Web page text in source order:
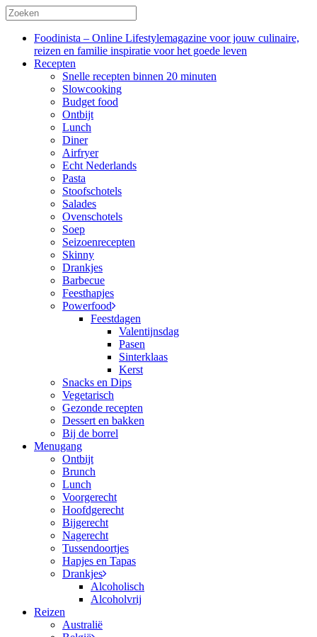
Foodinista – Online Lifestylemagazine voor jouw culinaire,
reizen en familie inspiratie voor het goede leven
Recepten
Snelle recepten binnen 20 minuten
Slowcooking
Budget food
Ontbijt
Lunch
Diner
Airfryer
Echt Nederlands
Pasta
Stoofschotels
Salades
Ovenschotels
Soep
Seizoenrecepten
Skinny
Drankjes
Barbecue
Feesthapjes
Powerfood
Feestdagen
Valentijnsdag
Pasen
Sinterklaas
Kerst
Snacks en Dips
Vegetarisch
Gezonde recepten
Dessert en bakken
Bij de borrel
Menugang
Ontbijt
Brunch
Lunch
Voorgerecht
Hoofdgerecht
Bijgerecht
Nagerecht
Tussendoortjes
Hapjes en Tapas
Drankjes
Alcoholisch
Alcoholvrij
Reizen
Australië